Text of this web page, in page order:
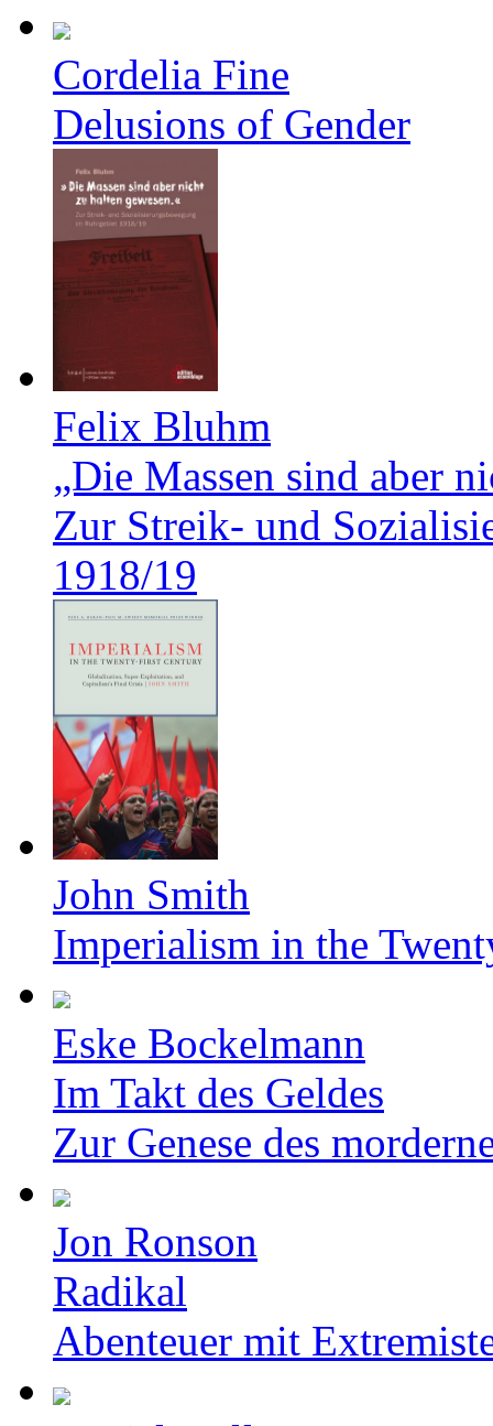
Cordelia Fine
Delusions of Gender
Felix Bluhm
„Die Massen sind aber
Zur Streik- und
1918/19
John Smith
Imperialism in the
Eske Bockelmann
Im Takt des Geldes
Zur Genese des
Jon Ronson
Radikal
Abenteuer mit